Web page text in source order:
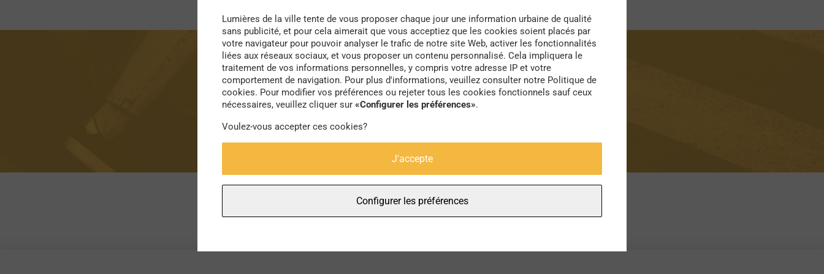
chanvre
Lumières de la ville tente de vous proposer chaque jour une information urbaine de qualité
sans publicité, et pour cela aimerait que vous acceptiez que les cookies soient placés par
votre navigateur pour pouvoir analyser le trafic de notre site Web, activer les fonctionnalités
liées aux réseaux sociaux, et vous proposer un contenu personnalisé. Cela impliquera le
traitement de vos informations personnelles, y compris votre adresse IP et votre
comportement de navigation. Pour plus d'informations, veuillez consulter notre Politique de
cookies. Pour modifier vos préférences ou rejeter tous les cookies fonctionnels sauf ceux
nécessaires, veuillez cliquer sur «Configurer les préférences».
Voulez-vous accepter ces cookies?
J'accepte
Configurer les préférences